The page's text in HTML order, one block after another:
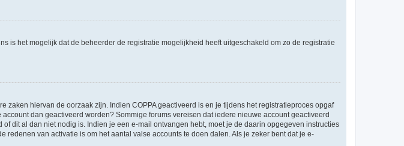
is het mogelijk dat de beheerder de registratie mogelijkheid heeft uitgeschakeld om zo de registratie
hiervan de oorzaak zijn. Indien COPPA geactiveerd is en je tijdens het registratieproces opgaf
dan geactiveerd worden? Sommige forums vereisen dat iedere nieuwe account geactiveerd
dit al dan niet nodig is. Indien je een e-mail ontvangen hebt, moet je de daarin opgegeven instructies
van activatie is om het aantal valse accounts te doen dalen. Als je zeker bent dat je e-